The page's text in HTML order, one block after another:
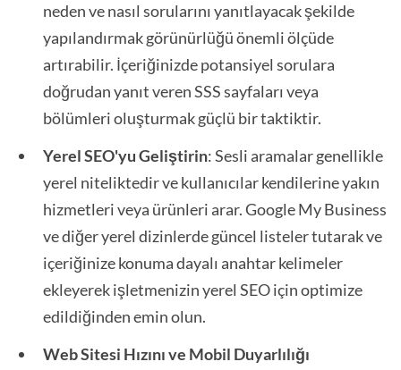
neden ve nasıl sorularını yanıtlayacak şekilde
yapılandırmak görünürlüğü önemli ölçüde
artırabilir. İçeriğinizde potansiyel sorulara
doğrudan yanıt veren SSS sayfaları veya
bölümleri oluşturmak güçlü bir taktiktir.
Yerel SEO'yu Geliştirin: Sesli aramalar genellikle
yerel niteliktedir ve kullanıcılar kendilerine yakın
hizmetleri veya ürünleri arar. Google My Business
ve diğer yerel dizinlerde güncel listeler tutarak ve
içeriğinize konuma dayalı anahtar kelimeler
ekleyerek işletmenizin yerel SEO için optimize
edildiğinden emin olun.
Web Sitesi Hızını ve Mobil Duyarlılığı